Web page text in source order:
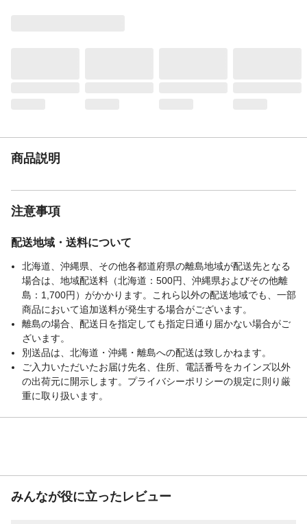
使用前の準備
●最初に使用する時は食器用洗剤を付けて、
商品説明
注意事項
配送地域・送料について
北海道、沖縄県、その他各都道府県の離島地域が配送先となる
場合は、地域配送料（北海道：500円、沖縄県およびその他離
島：1,700円）がかかります。これら以外の配送地域でも、一部
商品において追加送料が発生する場合がございます。
離島の場合、配送日を指定しても指定日通り届かない場合がご
ざいます。
別送品は、北海道・沖縄・離島への配送は致しかねます。
ご入力いただいたお届け先名、住所、電話番号をカインズ以外
の出荷元に開示します。プライバシーポリシーの規定に則り厳
重に取り扱います。
みんなが役に立ったレビュー